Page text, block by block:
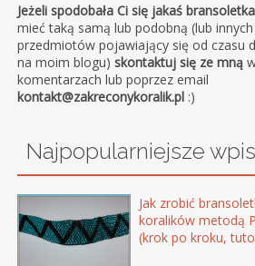
Jeżeli spodobała Ci się jakaś bransoletka
mieć taką samą lub podobną (lub innych
przedmiotów pojawiający się od czasu
na moim blogu)skontaktuj się ze mną
komentarzach lub poprzez email
kontakt@zakreconykoralik.pl :)
Najpopularniejsze
Jak zrobić
koralików metodą
(krok po kroku,